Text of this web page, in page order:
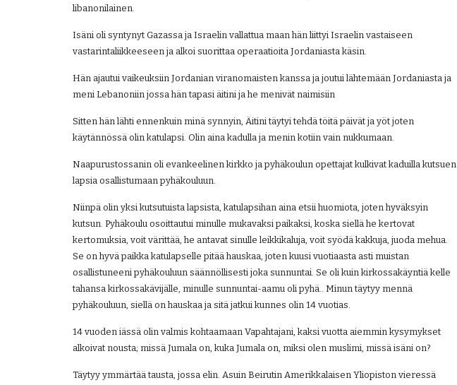
libanonilainen.
Isäni oli syntynyt Gazassa ja Israelin vallattua maan hän liittyi Israelin vastaiseen
vastarintaliikkeeseen ja alkoi suorittaa operaatioita Jordaniasta käsin.
Hän ajautui vaikeuksiin Jordanian viranomaisten kanssa ja joutui lähtemään Jordaniasta ja
meni Lebanoniin jossa hän tapasi äitini ja he menivät naimisiin
Sitten hän lähti ennenkuin minä synnyin, Äitini täytyi tehdä töitä päivät ja yöt joten
käytännössä olin katulapsi. Olin aina kadulla ja menin kotiin vain nukkumaan.
Naapurustossanin oli evankeelinen kirkko ja pyhäkoulun opettajat kulkivat kaduilla kutsuen
lapsia osallistumaan pyhäkouluun.
Niinpä olin yksi kutsutuista lapsista, katulapsihan aina etsii huomiota, joten hyväksyin
kutsun. Pyhäkoulu osoittautui minulle mukavaksi paikaksi, koska siellä he kertovat
kertomuksia, voit värittää, he antavat sinulle leikkikaluja, voit syödä kakkuja, juoda mehua.
Se on hyvä paikka katulapselle pitää hauskaa, joten kuusi vuotiaasta asti muistan
osallistuneeni pyhäkouluun säännöllisesti joka sunnuntai. Se oli kuin kirkossakäyntiä kelle
tahansa kirkossakävijälle, minulle sunnuntai-aamu oli pyhä.. Minun täytyy mennä
pyhäkouluun, siellä on hauskaa ja sitä jatkui kunnes olin 14 vuotias.
14 vuoden iässä olin valmis kohtaamaan Vapahtajani, kaksi vuotta aiemmin kysymykset
alkoivat nousta; missä Jumala on, kuka Jumala on, miksi olen muslimi, missä isäni on?
Täytyy ymmärtää tausta, jossa elin. Asuin Beirutin Amerikkalaisen Yliopiston vieressä